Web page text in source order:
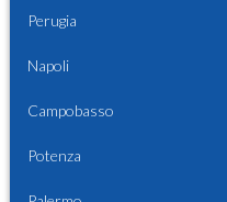
Perugia
Napoli
Campobasso
Potenza